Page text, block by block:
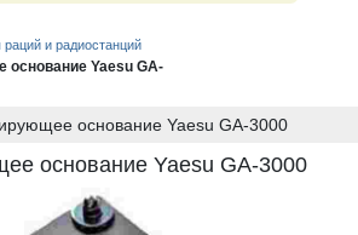
раций и радиостанций
Yaesu GA-
основание Yaesu GA-3000
основание Yaesu GA-3000